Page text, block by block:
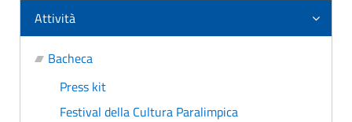
Attività
Bacheca
Press kit
Festival della Cultura Paralimpica